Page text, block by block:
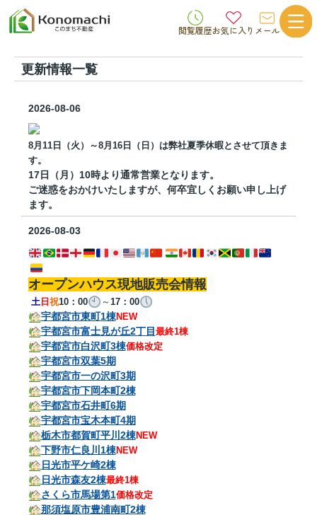
閲覧履歴お気に入り メール
更新情報一覧
2026-08-06
8月11日（火）～8月16日（日）は弊社夏季休暇とさせて頂きま
す。
17日（月）10時より通常営業となります。
ご迷惑をおかけいたしますが、何卒宜しくお願い申し上げ
ます。
2026-08-03
オープンハウス現地販売会情報
土 日祝10：00 ～ 17：00
宇都宮市東町1棟NEW
宇都宮市富士見が丘2丁目 最終1棟
宇都宮市白沢町3棟価格改定
宇都宮市双葉5期
宇都宮市一の沢町3期
宇都宮市下岡本町2棟
宇都宮市石井町6期
宇都宮市宝木本町4期
栃木市都賀町平川2棟NEW
下野市仁良川1棟NEW
日光市平ケ崎2棟
日光市森友2棟最終1棟
さくら市馬場第1価格改定
那須塩原市豊浦南町2棟